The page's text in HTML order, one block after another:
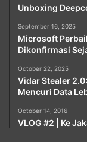
Unboxing
September 16, 2025
Microsoft
Dikonfirmasi
October 22, 2025
Vidar Stealer
Mencuri Data
October 14, 2016
VLOG #2 | Ke